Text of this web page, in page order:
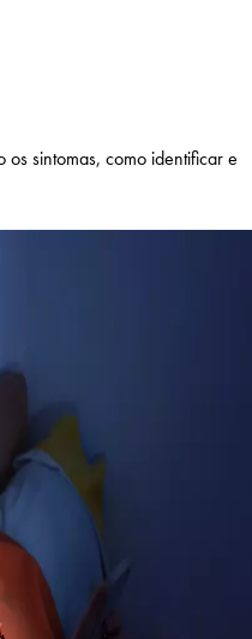
os sintomas, como identificar e